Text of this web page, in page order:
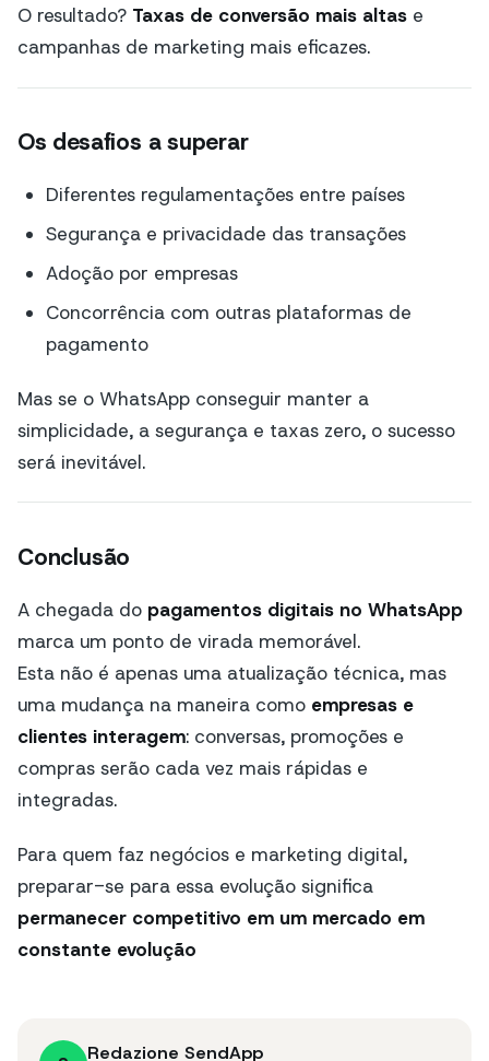
O resultado? Taxas de conversão mais altas e
campanhas de marketing mais eficazes.
Os desafios a superar
Diferentes regulamentações entre países
Segurança e privacidade das transações
Adoção por empresas
Concorrência com outras plataformas de
pagamento
Mas se o WhatsApp conseguir manter a
simplicidade, a segurança e taxas zero, o sucesso
será inevitável.
Conclusão
A chegada do pagamentos digitais no WhatsApp
marca um ponto de virada memorável.
Esta não é apenas uma atualização técnica, mas
uma mudança na maneira como empresas e
clientes interagem: conversas, promoções e
compras serão cada vez mais rápidas e
integradas.
Para quem faz negócios e marketing digital,
preparar-se para essa evolução significa
permanecer competitivo em um mercado em
constante evolução
Redazione SendApp